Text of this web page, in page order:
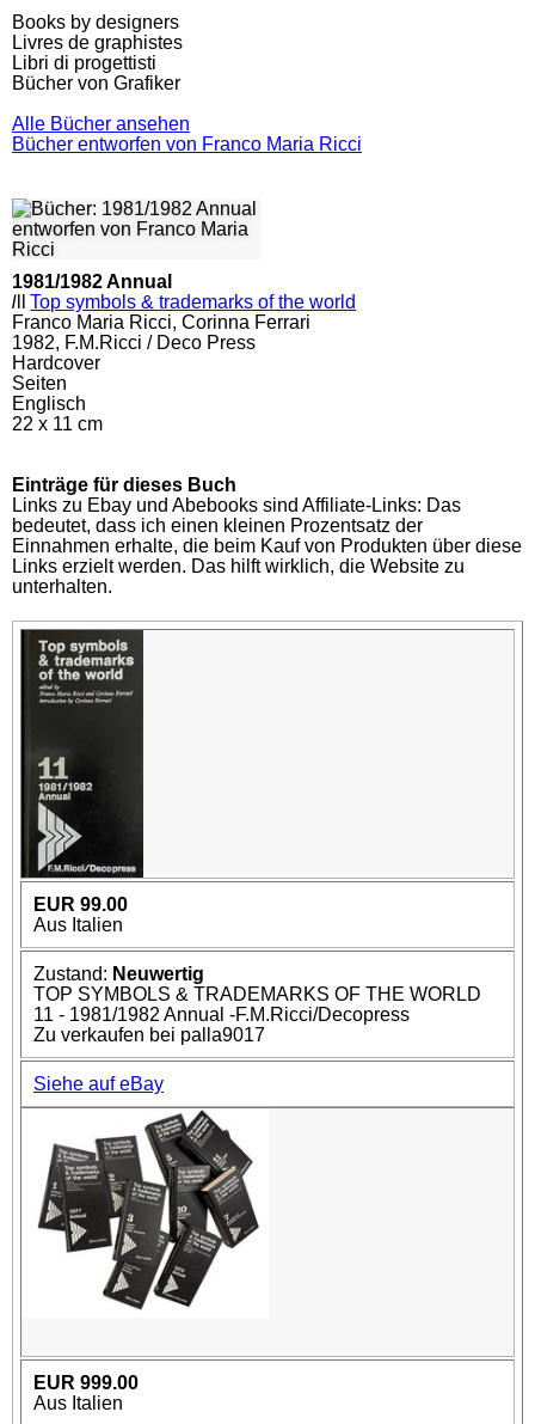
Books by designers
Livres de graphistes
Libri di progettisti
Bücher von Grafiker
Alle Bücher ansehen
Bücher entworfen von Franco Maria Ricci
1981/1982 Annual
l
Top symbols & trademarks of the world
Franco Maria Ricci, Corinna Ferrari
1982, F.M.Ricci / Deco Press
Hardcover
Seiten
Englisch
22 x 11 cm
Einträge für dieses Buch
Links zu Ebay und Abebooks sind Affiliate-Links: Das
bedeutet, dass ich einen kleinen Prozentsatz der
Einnahmen erhalte, die beim Kauf von Produkten über diese
Links erzielt werden. Das hilft wirklich, die Website zu
unterhalten.
EUR 99.00
Aus Italien
Zustand: Neuwertig
TOP SYMBOLS & TRADEMARKS OF THE WORLD
11 - 1981/1982 Annual -F.M.Ricci/Decopress
Zu verkaufen bei palla9017
Siehe auf eBay
EUR 999.00
Aus Italien